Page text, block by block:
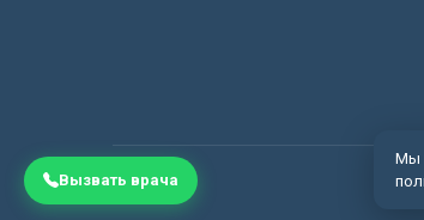
Вызвать врача
Мы